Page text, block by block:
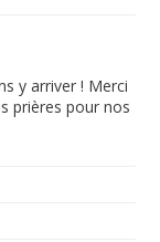
y arriver ! Merci
prières pour nos